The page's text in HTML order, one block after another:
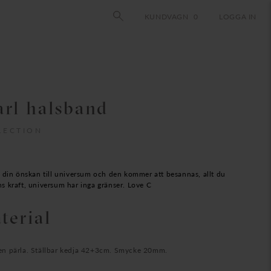
KUNDVAGN LOGGA IN
halsband
önskan till universum och den kommer att besannas, allt du
kraft, universum har inga gränser. Love C
pärla. Ställbar kedja 42+3cm. Smycke 20mm.